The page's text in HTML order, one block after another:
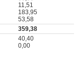
11,51
183,95
53,58
359,38
40,40
0,00